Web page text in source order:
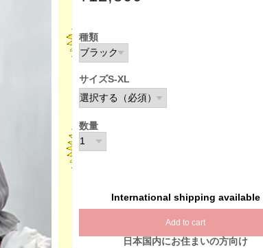
種類
サイズS-XL
数量
International shipping available
Add to cart
日本国内にお住まいの方向け